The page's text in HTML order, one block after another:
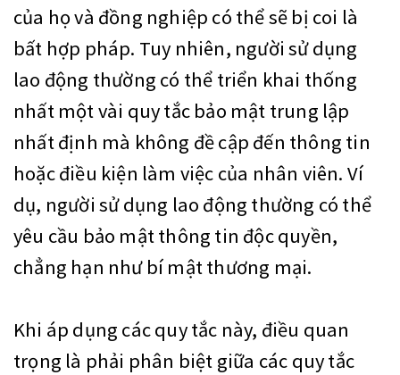
của họ và đồng nghiệp có thể sẽ bị coi là
bất hợp pháp. Tuy nhiên, người sử dụng
lao động thường có thể triển khai thống
nhất một vài quy tắc bảo mật trung lập
nhất định mà không đề cập đến thông tin
hoặc điều kiện làm việc của nhân viên. Ví
dụ, người sử dụng lao động thường có thể
yêu cầu bảo mật thông tin độc quyền,
chẳng hạn như bí mật thương mại.
Khi áp dụng các quy tắc này, điều quan
trọng là phải phân biệt giữa các quy tắc